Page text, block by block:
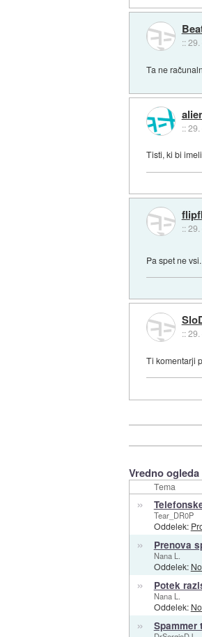
::29.
Ta ne
::29.
Tisti, ki bi
::29.
Pa spet ne
::29.
Ti komentarji
Vredno ogleda
Tema
»
Tear_DR0P
Oddelek:
» Prenova
Nana L.
Oddelek:
» Potek
Nana L.
Oddelek:
» Spammer